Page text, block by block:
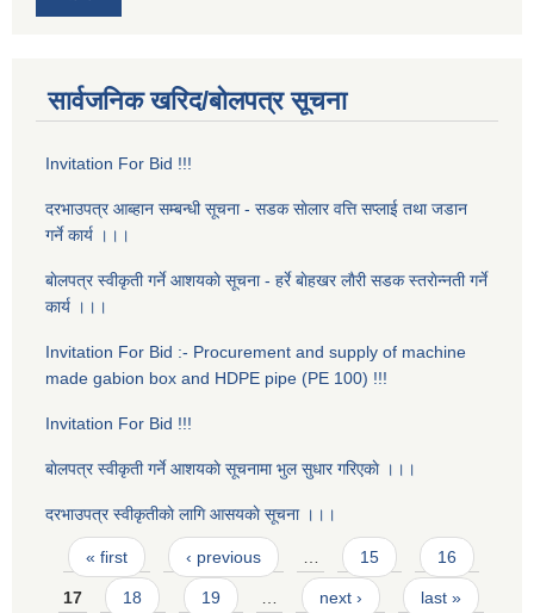
सार्वजनिक खरिद/बोलपत्र सूचना
Invitation For Bid !!!
दरभाउपत्र आब्हान सम्बन्धी सूचना - सडक साेलार वत्ति सप्लाई तथा जडान
गर्ने कार्य ।।।
बाेलपत्र स्वीकृती गर्ने आशयकाे सूचना - हर्रे बाेहखर लाैरी सडक स्तराेन्नती गर्ने
कार्य ।।।
Invitation For Bid :- Procurement and supply of machine
made gabion box and HDPE pipe (PE 100) !!!
Invitation For Bid !!!
बाेलपत्र स्वीकृती गर्ने आशयकाे सूचनामा भुल सुधार गरिएकाे ।।।
दरभाउपत्र स्वीकृतीकाे लागि आसयकाे सूचना ।।।
Pages
« first ‹ previous … 15 16
17 18 19 … next › last »